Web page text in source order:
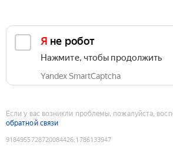
Я не робот
Нажмите, чтобы продолжить
Yandex SmartCaptcha
Если у вас возникли проблемы, пожалуйста,
обратной связи
9184955728720084426:1786133947